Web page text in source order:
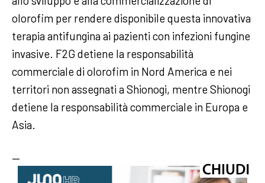
olorofim per rendere disponibile questa innovativa
terapia antifungina ai pazienti con infezioni fungine
invasive. F2G detiene la responsabilità
commerciale di olorofim in Nord America e nei
territori non assegnati a Shionogi, mentre Shionogi
detiene la responsabilità commerciale in Europa e
Asia.
—